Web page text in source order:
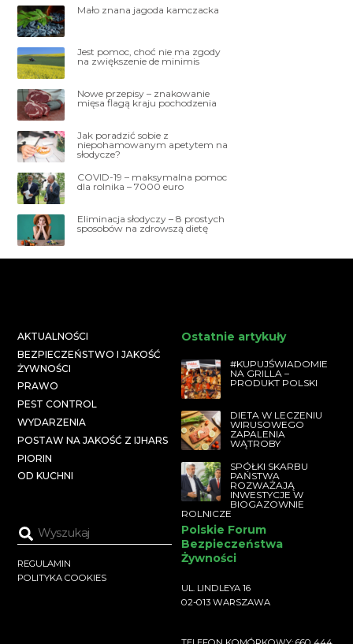
Mało znana jagoda kamczacka
Jest pomoc, choć nie ma zgody
na zwiększenie de minimis
Nowe przepisy – znakowanie
mięsa flagą kraju pochodzenia
Jak poradzić sobie z
niepohamowanym apetytem na
słodycze?
COVID-19 – maksymalna pomoc
dla rolnika – 7000 euro
Eliminacja słodyczy – 8 prostych
sposobów na zdrowszą dietę
AKTUALNOŚCI
BEZPIECZEŃSTWO I JAKOŚĆ
ŻYWNOŚCI
PRAWO
PEST CONTROL
WYDARZENIA
POSTAW NA JAKOŚĆ Z IJHARS
PIORIN
OD KUCHNI
Ostatnie artykuły
#KUPUJŚWIADOMIE
NA GRILLA –
PRODUKT POLSKI
DIETA W LECZENIU
WIRUSOWEGO
ZAPALENIA
WĄTROBY
SPÓŁKI SKARBU
PAŃSTWA
ROZWAŻAJĄ
INWESTYCJE W
BIOGAZOWNIE
ROLNICZE
REGULAMIN
POLITYKA COOKIES
Polskie Forum
Bezpieczeństwa
Żywności
UL. LINDLEYA 16
02-013 WARSZAWA